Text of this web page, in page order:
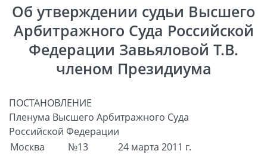
Об утверждении судьи Высшего
Арбитражного Суда Российской
Федерации Завьяловой Т.В.
членом Президиума
ПОСТАНОВЛЕНИЕ
Пленума Высшего Арбитражного Суда
Российской Федерации
Москва
№13
24 марта 2011 г.